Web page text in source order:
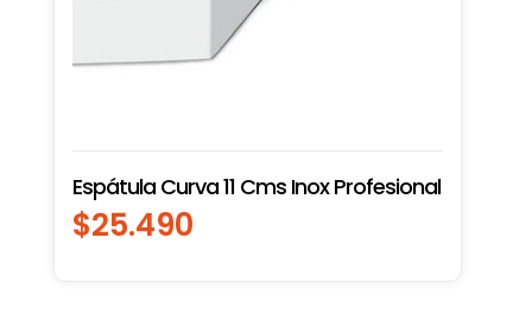
Espátula Curva 11 Cms Inox Profesional
$25.490